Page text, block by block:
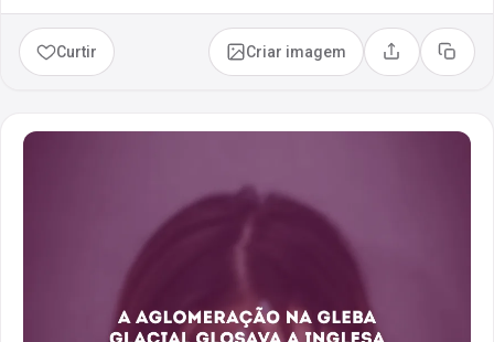
Curtir Criar imagem Compartilhar
Copiar